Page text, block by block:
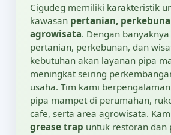
Cigudeg memiliki karakteristik
kawasan pertanian,
agrowisata. Dengan
pertanian, perkebunan, dan
kebutuhan akan layanan pipa
meningkat seiring
usaha. Tim kami
pipa mampet di perumahan,
cafe, serta area agrowisata.
grease trap untuk restoran dan